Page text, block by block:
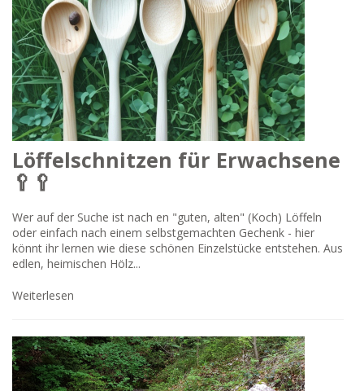
Löffelschnitzen für Erwachsene
🥄🥄
Wer auf der Suche ist nach en "guten, alten" (Koch) Löffeln
oder einfach nach einem selbstgemachten Gechenk - hier
könnt ihr lernen wie diese schönen Einzelstücke entstehen. Aus
edlen, heimischen Hölz...
Weiterlesen